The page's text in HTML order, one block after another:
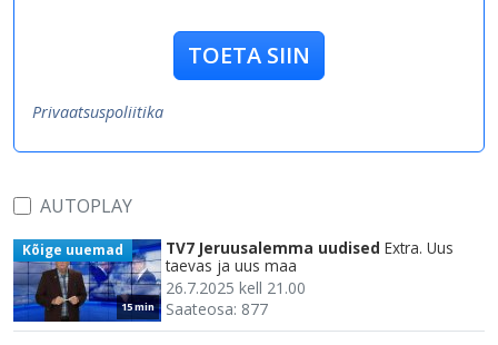
TOETA SIIN
Privaatsuspoliitika
AUTOPLAY
15 min
Kõige uuemad TV7 Jeruusalemma uudised Extra. Uus
taevas ja uus maa
26.7.2025 kell 21.00
Saateosa: 877